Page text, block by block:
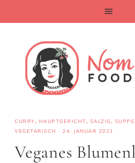
CURRY, HAUPTGERICHT, SALZIG, SUPPE,
VEGETARISCH · 24. JANUAR 2021
Veganes